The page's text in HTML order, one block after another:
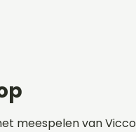
meespelen van Vicco